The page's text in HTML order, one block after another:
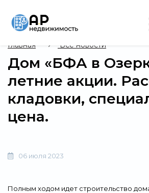
Главная
Все новостройки 478
Новостройки на карте
Политика конфиденциальности
Главная Все новости
Дом «БФА в
летние акции.
кладовки,
цена.
06 июля 2023
Полным ходом идет строительство